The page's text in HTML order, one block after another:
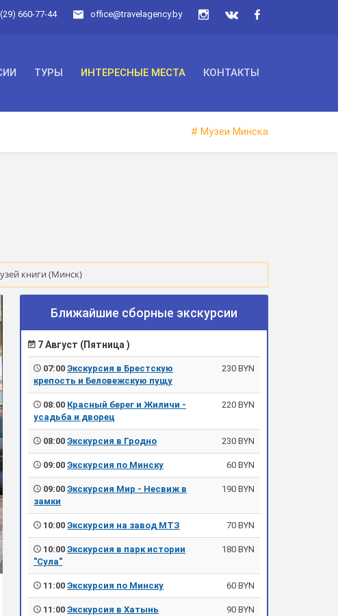
office@travelagency.by
660-77-44
ТУРЫ ИНТЕРЕСНЫЕ МЕСТА КОНТАКТЫ
# Музеи Минска
книги (Минск)
Ближайшие сборные экскурсии
7 Август (Пятница )
07:00Экскурсия в Брестскую
крепость и Беловежскую пущу
230 BYN
08:00 Красный берег и Жиличи -
усадьба и дворец
220 BYN
08:00Экскурсия в Гродно 230 BYN
09:00Экскурсия по Минску 60 BYN
09:00Экскурсия Мир - Несвиж в
замки
190 BYN
10:00Экскурсия на завод МТЗ 70 BYN
10:00Экскурсия в парк истории
"Сула"
180 BYN
11:00Экскурсия по Минску 60 BYN
11:00Экскурсия в Хатынь 90 BYN